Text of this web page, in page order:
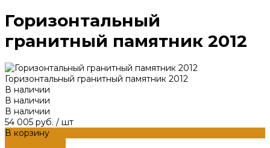
Горизонтальный
гранитный памятник 2012
Горизонтальный гранитный памятник 2012
В наличии
В наличии
В наличии
54 005 руб. / шт
В корзину